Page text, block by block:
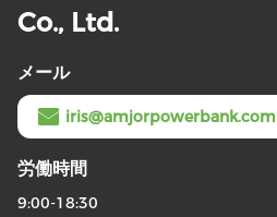
Co., Ltd.
メール
iris@amjorpowerbank.com
労働時間
9:00-18:30